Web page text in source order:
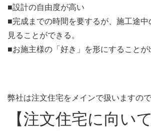
■設計の自由度が高い
■完成までの時間を要するが、施工途中
見ることができる。
■お施主様の「好き」を形にすることが
弊社は注文住宅をメインで扱いますので
【注文住宅に向い